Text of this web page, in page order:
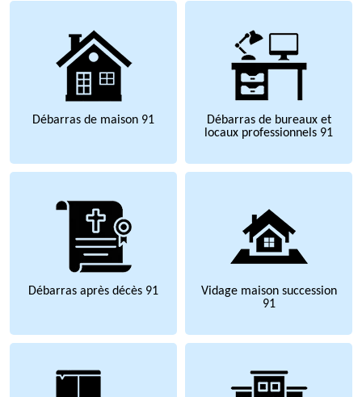
Débarras de maison 91
Débarras de bureaux et
locaux professionnels 91
Débarras après décès 91
Vidage maison succession
91